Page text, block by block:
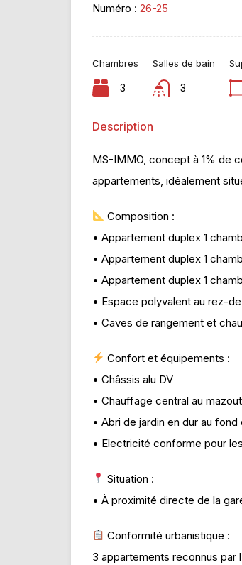
Numéro : 26-25
Chambres
3
Salles de bain
3
Description
MS-IMMO, concept à 1% de
appartements, idéalement
Composition :
• Appartement duplex 1
• Appartement duplex 1
• Appartement duplex 1
• Espace polyvalent au rez-
• Caves de rangement et
Confort et équipements :
• Châssis alu DV
• Chauffage central au mazout
• Abri de jardin en dur au fond
• Electricité conforme pour
Situation :
• À proximité directe de la
Conformité urbanistique :
3 appartements reconnus par